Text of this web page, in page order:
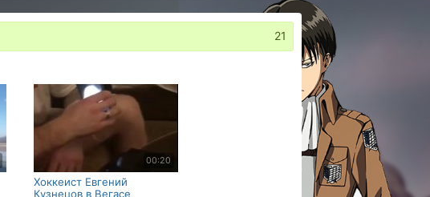
21
00:20
Хоккеист Евгений
Кузнецов в Вегасе